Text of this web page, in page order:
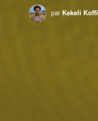
par Kekeli Koffi